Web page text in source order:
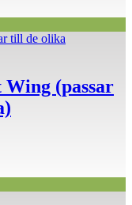
(passar